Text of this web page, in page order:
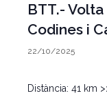
BTT.-
Codines i
22/10/2025
Distància: 41 km